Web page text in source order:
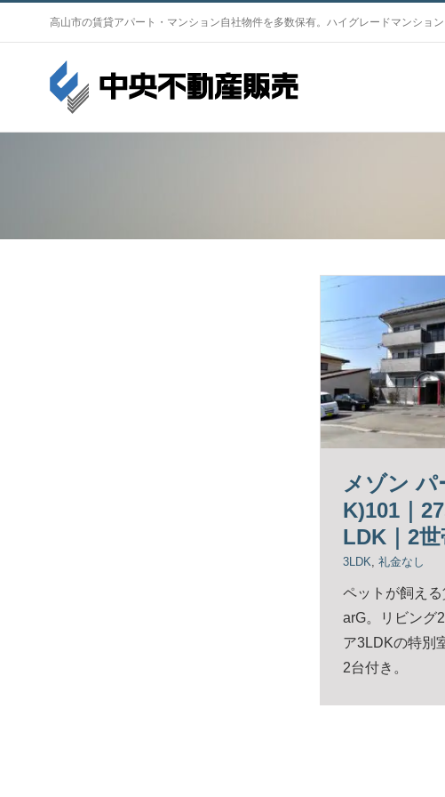
o
高山市の賃貸アパート・マンション自社物件を多数保有。ハイグレードマンショ
メゾン パ
K)101｜
LDK｜2
3LDK, 礼金なし
ペットが飼え
arG。リビング
ア3LDKの特別
2台付き。